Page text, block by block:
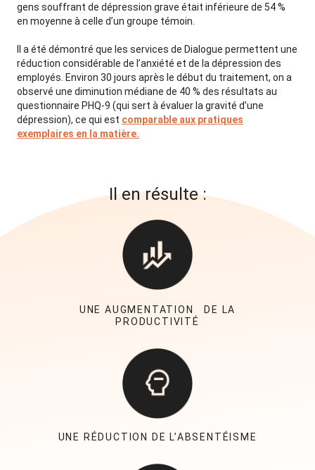
gens souffrant de dépression grave était inférieure de 54 %
en moyenne à celle d’un groupe témoin.
Il a été démontré que les services de Dialogue permettent une
réduction considérable de l’anxiété et de la dépression des
employés. Environ 30 jours après le début du traitement, on a
observé une diminution médiane de 40 % des résultats au
questionnaire PHQ-9 (qui sert à évaluer la gravité d’une
dépression), ce qui est comparable aux pratiques
exemplaires en la matière.
Il en résulte :
UNE AUGMENTATION DE LA
PRODUCTIVITÉ
UNE RÉDUCTION DE L’ABSENTÉISME